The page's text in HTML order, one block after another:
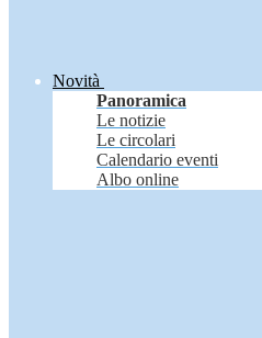
Novità
Panoramica
Le notizie
Le circolari
Calendario eventi
Albo online